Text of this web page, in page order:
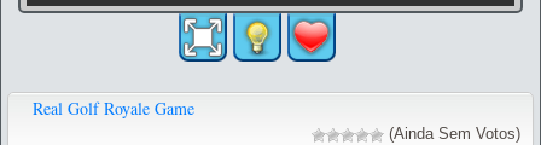
Real Golf Royale Game
(Ainda Sem Votos)